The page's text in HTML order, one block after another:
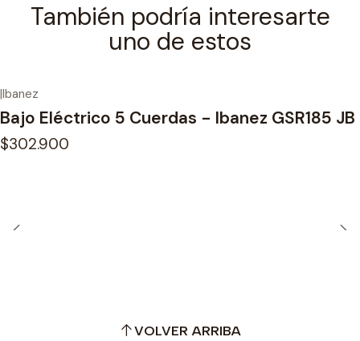
También podría interesarte
uno de estos
|Ibanez
Bajo Eléctrico 5 Cuerdas - Ibanez GSR185 JB
$302.900
VOLVER ARRIBA